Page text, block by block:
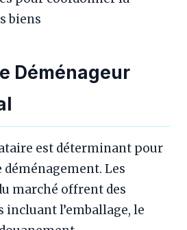
biens
Déménageur
est déterminant pour
Les
marché offrent des
incluant l’emballage, le